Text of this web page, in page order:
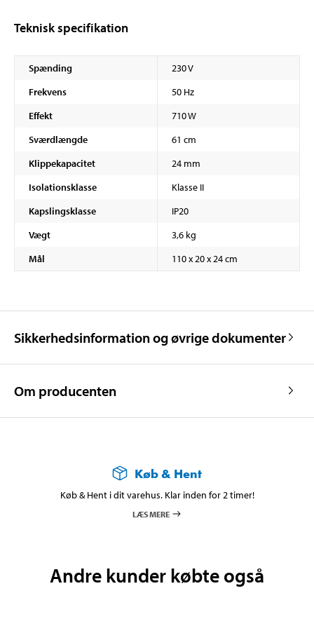
Teknisk specifikation
Spænding
230 V
Frekvens
50 Hz
Effekt
710 W
Sværdlængde
61 cm
Klippekapacitet
24 mm
Isolationsklasse
Klasse II
Kapslingsklasse
IP20
Vægt
3,6 kg
Mål
110 x 20 x 24 cm
Sikkerhedsinformation og øvrige dokumenter
Om producenten
Køb & Hent
Køb & Hent i dit varehus. Klar inden for 2 timer!
LÆS MERE
Andre kunder købte også